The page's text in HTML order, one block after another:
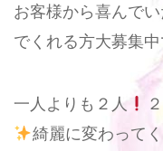
お客様から喜んで
でくれる方大募集中
一人よりも２人
綺麗に変わって